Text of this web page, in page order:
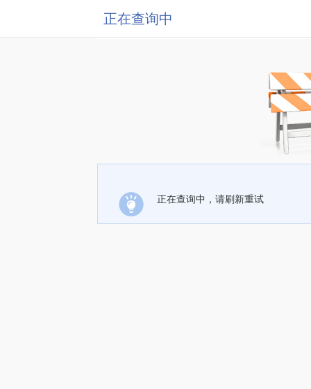
正在查询中
正在查询中，请刷新重试